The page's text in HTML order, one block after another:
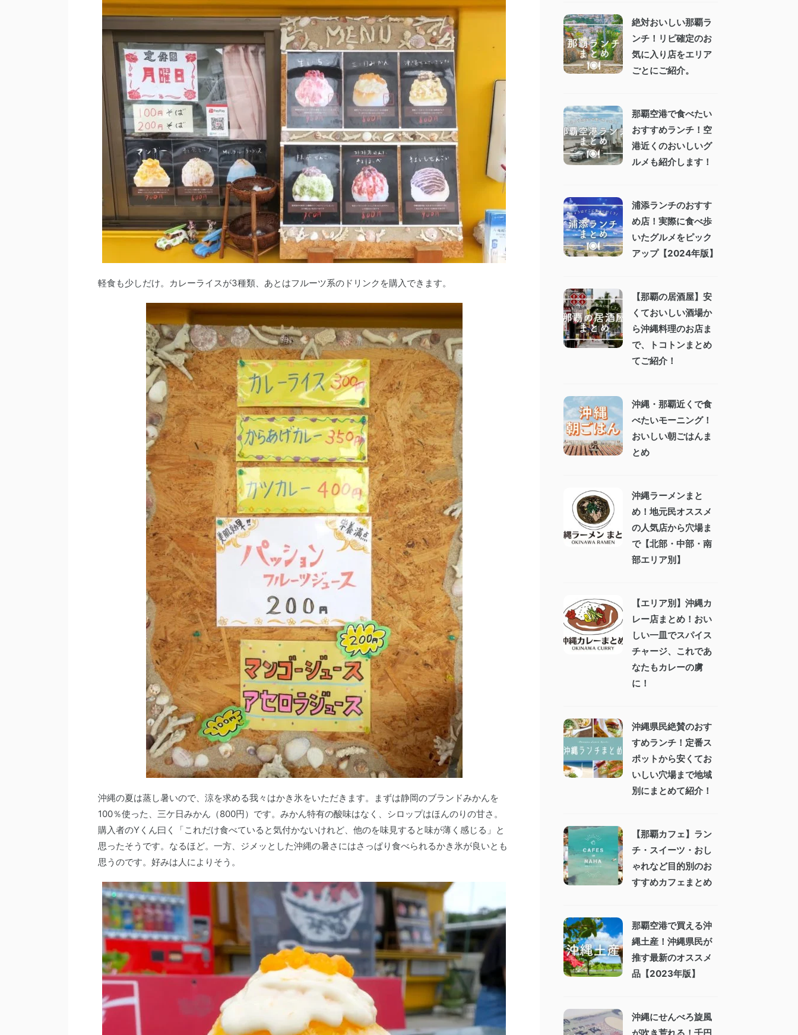
軽食も少しだけ。カレーライスが3種類、あとはフルーツ系のドリンクを購入できます。
沖縄の夏は蒸し暑いので、涼を求める我々はかき氷をいただきます。まずは静岡のブランドみかんを
100％使った、三ケ日みかん（800円）です。みかん特有の酸味はなく、シロップはほんのりの甘さ。
購入者のYくん曰く「これだけ食べていると気付かないけれど、他のを味見すると味が薄く感じる」と
思ったそうです。なるほど。一方、ジメッとした沖縄の暑さにはさっぱり食べられるかき氷が良いとも
思うのです。好みは人によりそう。
絶対おいしい那覇ラ
ンチ！リピ確定のお
気に入り店をエリア
ごとにご紹介。
那覇空港で食べたい
おすすめランチ！空
港近くのおいしいグ
ルメも紹介します！
浦添ランチのおすす
め店！実際に食べ歩
いたグルメをピック
アップ【2024年版】
【那覇の居酒屋】安
くておいしい酒場か
ら沖縄料理のお店ま
で、トコトンまとめ
てご紹介！
沖縄・那覇近くで食
べたいモーニング！
おいしい朝ごはんま
とめ
沖縄ラーメンまと
め！地元民オススメ
の人気店から穴場ま
で【北部・中部・南
部エリア別】
【エリア別】沖縄カ
レー店まとめ！おい
しい一皿でスパイス
チャージ、これであ
なたもカレーの虜
に！
沖縄県民絶賛のおす
すめランチ！定番ス
ポットから安くてお
いしい穴場まで地域
別にまとめて紹介！
【那覇カフェ】ラン
チ・スイーツ・おし
ゃれなど目的別のお
すすめカフェまとめ
那覇空港で買える沖
縄土産！沖縄県民が
推す最新のオススメ
品【2023年版】
沖縄にせんべろ旋風